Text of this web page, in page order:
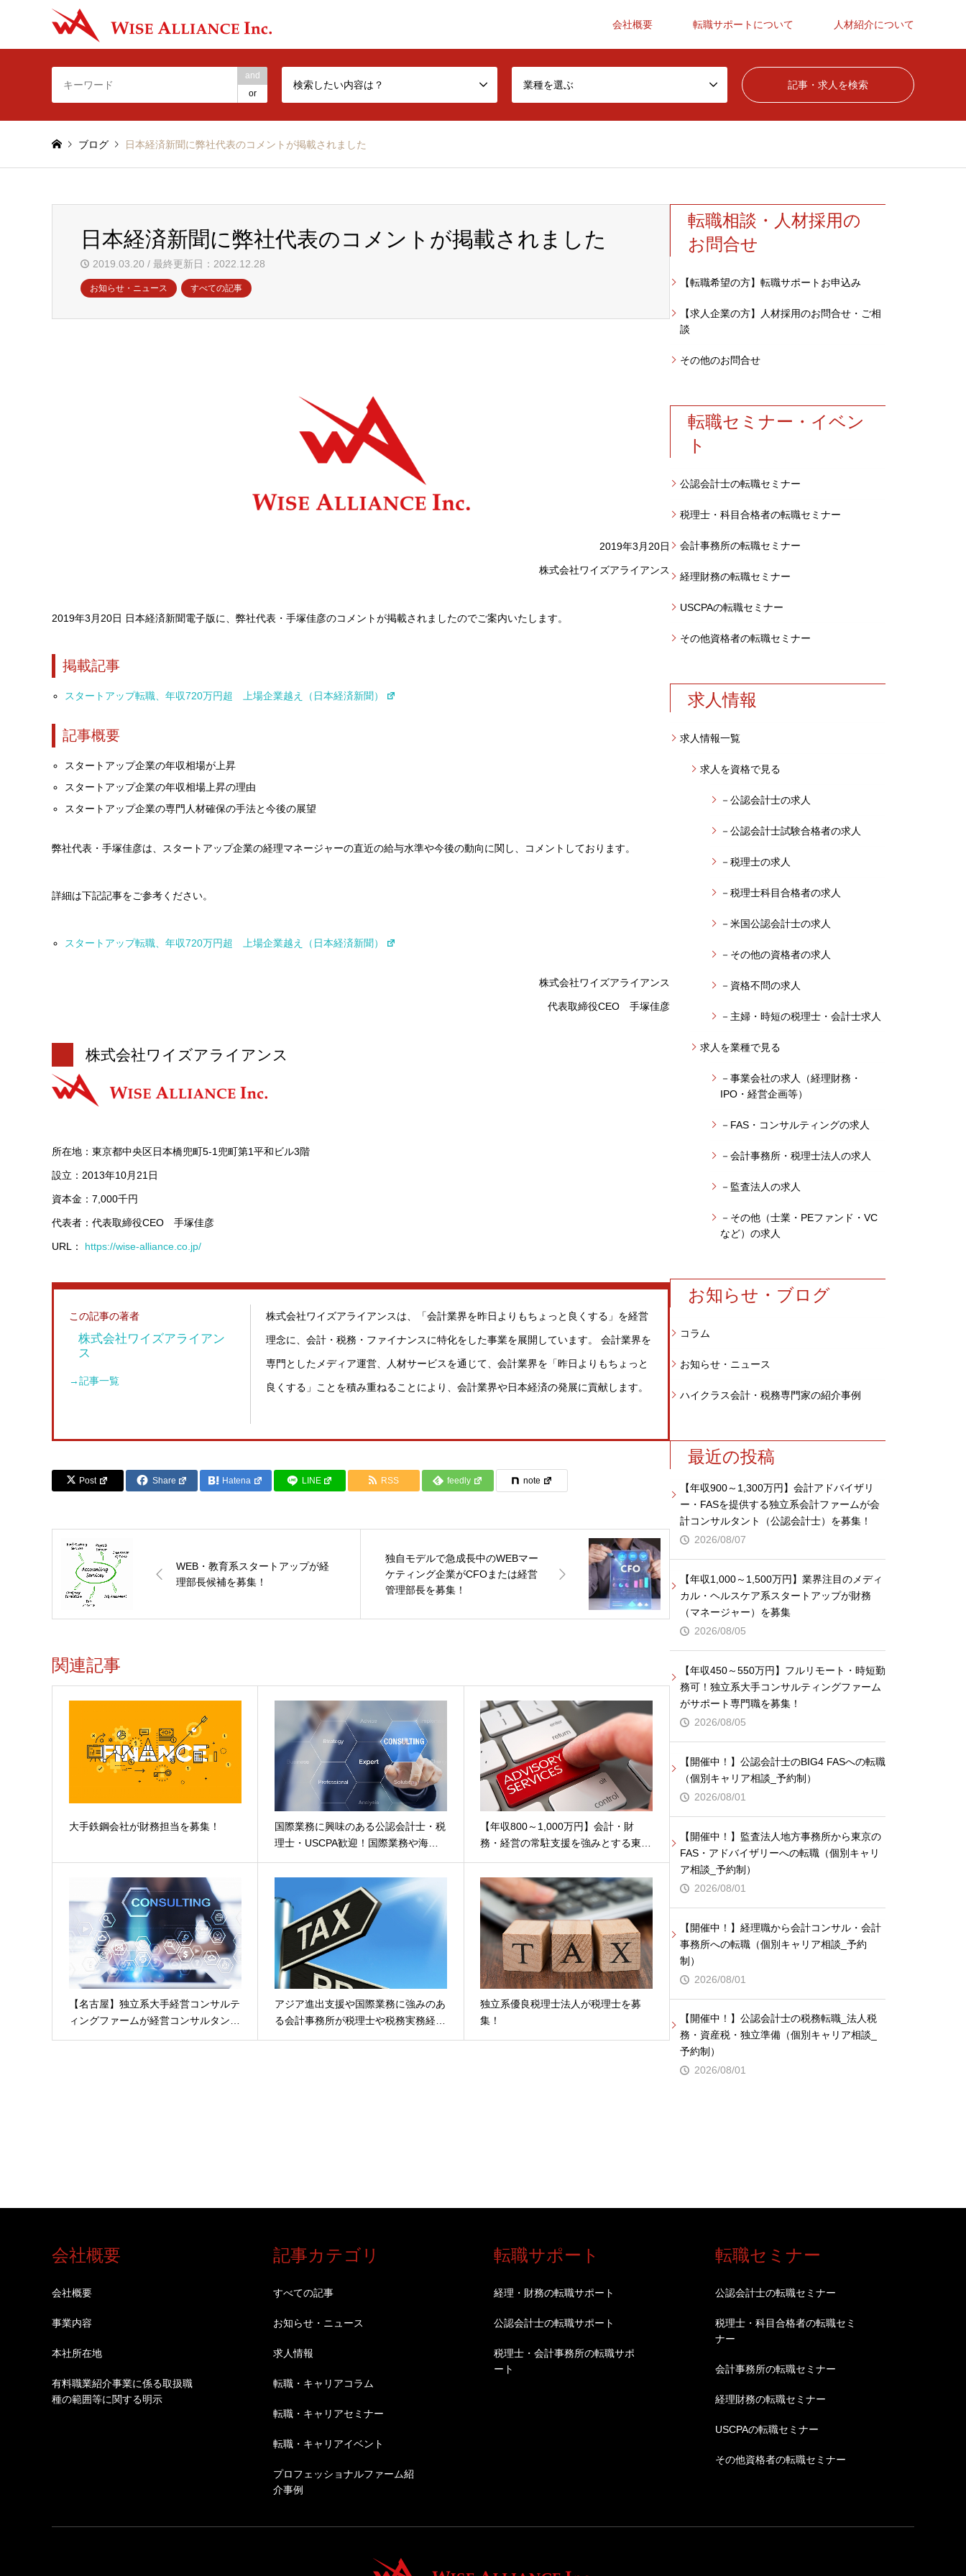
会社概要 転職サポートについて 人材紹介について
and
or
検索したい内容は？ 業種を選ぶ
ブログ 日本経済新聞に弊社代表のコメントが掲載されました
日本経済新聞に弊社代表のコメントが掲載されました
2019.03.20 / 最終更新日：2022.12.28
お知らせ・ニュース すべての記事
2019年3月20日
株式会社ワイズアライアンス
2019年3月20日 日本経済新聞電子版に、弊社代表・手塚佳彦のコメントが掲載されましたのでご案内いたします。
掲載記事
スタートアップ転職、年収720万円超 上場企業越え（日本経済新聞）
記事概要
スタートアップ企業の年収相場が上昇
スタートアップ企業の年収相場上昇の理由
スタートアップ企業の専門人材確保の手法と今後の展望
弊社代表・手塚佳彦は、スタートアップ企業の経理マネージャーの直近の給与水準や今後の動向に関し、コメントしております。
詳細は下記記事をご参考ください。
スタートアップ転職、年収720万円超 上場企業越え（日本経済新聞）
株式会社ワイズアライアンス
代表取締役CEO 手塚佳彦
株式会社ワイズアライアンス
所在地：東京都中央区日本橋兜町5-1兜町第1平和ビル3階
設立：2013年10月21日
資本金：7,000千円
代表者：代表取締役CEO 手塚佳彦
URL： https://wise-alliance.co.jp/
この記事の著者
株式会社ワイズアライアン
ス
→記事一覧
株式会社ワイズアライアンスは、「会計業界を昨日よりもちょっと良くする」を経営
理念に、会計・税務・ファイナンスに特化をした事業を展開しています。 会計業界を
専門としたメディア運営、人材サービスを通じて、会計業界を「昨日よりもちょっと
良くする」ことを積み重ねることにより、会計業界や日本経済の発展に貢献します。
Post Share Hatena LINE RSS feedly note
WEB・教育系スタートアップが経
理部長候補を募集！
独自モデルで急成長中のWEBマー
ケティング企業がCFOまたは経営
管理部長を募集！
関連記事
大手鉄鋼会社が財務担当を募集！
国際業務に興味のある公認会計士・税
理士・USCPA歓迎！国際業務や海…
【年収800～1,000万円】会計・財
務・経営の常駐支援を強みとする東…
【名古屋】独立系大手経営コンサルテ
ィングファームが経営コンサルタン…
アジア進出支援や国際業務に強みのあ
る会計事務所が税理士や税務実務経…
独立系優良税理士法人が税理士を募
集！
転職相談・人材採用の
お問合せ
【転職希望の方】転職サポートお申込み
【求人企業の方】人材採用のお問合せ・ご相
談
その他のお問合せ
転職セミナー・イベン
ト
公認会計士の転職セミナー
税理士・科目合格者の転職セミナー
会計事務所の転職セミナー
経理財務の転職セミナー
USCPAの転職セミナー
その他資格者の転職セミナー
求人情報
求人情報一覧
求人を資格で見る
－公認会計士の求人
－公認会計士試験合格者の求人
－税理士の求人
－税理士科目合格者の求人
－米国公認会計士の求人
－その他の資格者の求人
－資格不問の求人
－主婦・時短の税理士・会計士求人
求人を業種で見る
－事業会社の求人（経理財務・
IPO・経営企画等）
－FAS・コンサルティングの求人
－会計事務所・税理士法人の求人
－監査法人の求人
－その他（士業・PEファンド・VC
など）の求人
お知らせ・ブログ
コラム
お知らせ・ニュース
ハイクラス会計・税務専門家の紹介事例
最近の投稿
【年収900～1,300万円】会計アドバイザリ
ー・FASを提供する独立系会計ファームが会
計コンサルタント（公認会計士）を募集！
2026/08/07
【年収1,000～1,500万円】業界注目のメディ
カル・ヘルスケア系スタートアップが財務
（マネージャー）を募集
2026/08/05
【年収450～550万円】フルリモート・時短勤
務可！独立系大手コンサルティングファーム
がサポート専門職を募集！
2026/08/05
【開催中！】公認会計士のBIG4 FASへの転職
（個別キャリア相談_予約制）
2026/08/01
【開催中！】監査法人地方事務所から東京の
FAS・アドバイザリーへの転職（個別キャリ
ア相談_予約制）
2026/08/01
【開催中！】経理職から会計コンサル・会計
事務所への転職（個別キャリア相談_予約
制）
2026/08/01
【開催中！】公認会計士の税務転職_法人税
務・資産税・独立準備（個別キャリア相談_
予約制）
2026/08/01
会社概要
会社概要
事業内容
本社所在地
有料職業紹介事業に係る取扱職
種の範囲等に関する明示
記事カテゴリ
すべての記事
お知らせ・ニュース
求人情報
転職・キャリアコラム
転職・キャリアセミナー
転職・キャリアイベント
プロフェッショナルファーム紹
介事例
転職サポート
経理・財務の転職サポート
公認会計士の転職サポート
税理士・会計事務所の転職サポ
ート
転職セミナー
公認会計士の転職セミナー
税理士・科目合格者の転職セミ
ナー
会計事務所の転職セミナー
経理財務の転職セミナー
USCPAの転職セミナー
その他資格者の転職セミナー